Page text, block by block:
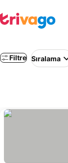
Filtre Sıralama